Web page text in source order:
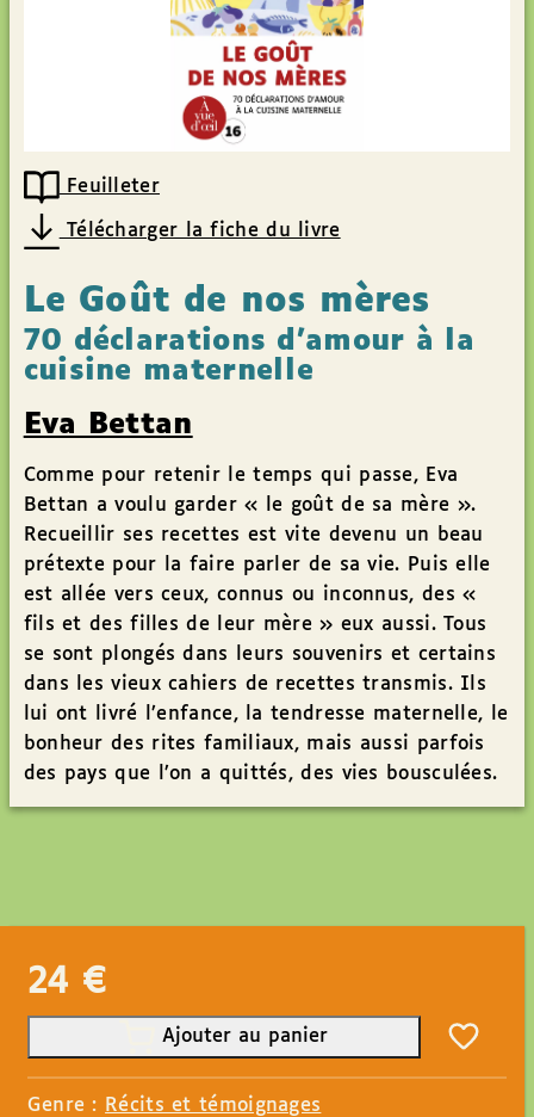
Feuilleter
Télécharger la fiche du livre
Le Goût de nos mères
70 déclarations d'amour à la
cuisine maternelle
Eva Bettan
Comme pour retenir le temps qui passe, Eva
Bettan a voulu garder « le goût de sa mère ».
Recueillir ses recettes est vite devenu un beau
prétexte pour la faire parler de sa vie. Puis elle
est allée vers ceux, connus ou inconnus, des «
fils et des filles de leur mère » eux aussi. Tous
se sont plongés dans leurs souvenirs et certains
dans les vieux cahiers de recettes transmis. Ils
lui ont livré l’enfance, la tendresse maternelle, le
bonheur des rites familiaux, mais aussi parfois
des pays que l’on a quittés, des vies bousculées.
24 €
Ajouter au panier
Genre : Récits et témoignages